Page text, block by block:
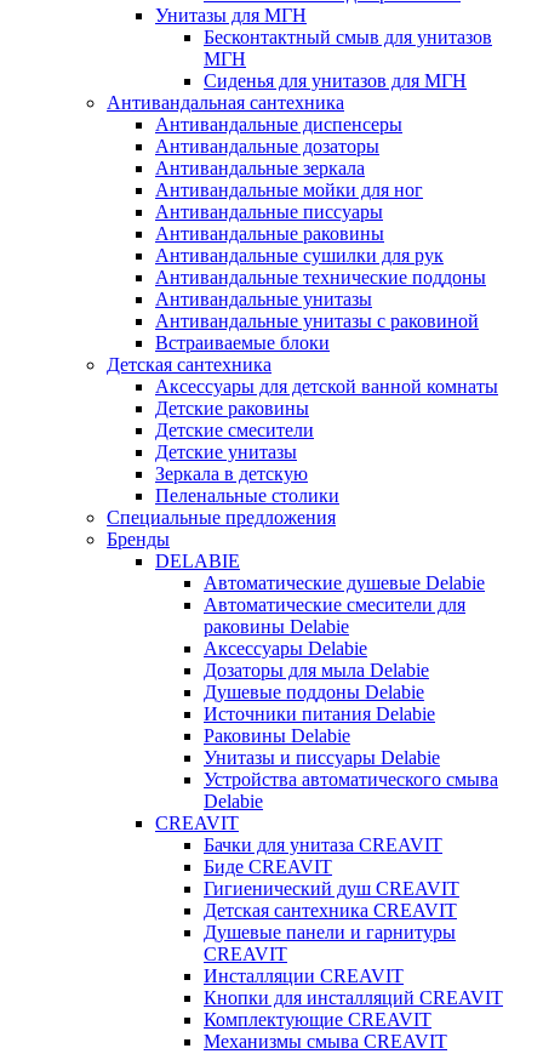
Унитазы для МГН
Бесконтактный смыв для унитазов
МГН
Сиденья для унитазов для МГН
Антивандальная сантехника
Антивандальные диспенсеры
Антивандальные дозаторы
Антивандальные зеркала
Антивандальные мойки для ног
Антивандальные писсуары
Антивандальные раковины
Антивандальные сушилки для рук
Антивандальные технические поддоны
Антивандальные унитазы
Антивандальные унитазы с раковиной
Встраиваемые блоки
Детская сантехника
Аксессуары для детской ванной комнаты
Детские раковины
Детские смесители
Детские унитазы
Зеркала в детскую
Пеленальные столики
Специальные предложения
Бренды
DELABIE
Автоматические душевые Delabie
Автоматические смесители для
раковины Delabie
Аксессуары Delabie
Дозаторы для мыла Delabie
Душевые поддоны Delabie
Источники питания Delabie
Раковины Delabie
Унитазы и писсуары Delabie
Устройства автоматического смыва
Delabie
CREAVIT
Бачки для унитаза CREAVIT
Биде CREAVIT
Гигиенический душ CREAVIT
Детская сантехника CREAVIT
Душевые панели и гарнитуры
CREAVIT
Инсталляции CREAVIT
Кнопки для инсталляций CREAVIT
Комплектующие CREAVIT
Механизмы смыва CREAVIT